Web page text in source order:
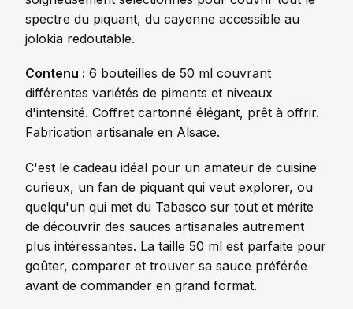
spectre du piquant, du cayenne accessible au
jolokia redoutable.
Contenu : 6 bouteilles de 50 ml couvrant
différentes variétés de piments et niveaux
d'intensité. Coffret cartonné élégant, prêt à offrir.
Fabrication artisanale en Alsace.
C'est le cadeau idéal pour un amateur de cuisine
curieux, un fan de piquant qui veut explorer, ou
quelqu'un qui met du Tabasco sur tout et mérite
de découvrir des sauces artisanales autrement
plus intéressantes. La taille 50 ml est parfaite pour
goûter, comparer et trouver sa sauce préférée
avant de commander en grand format.